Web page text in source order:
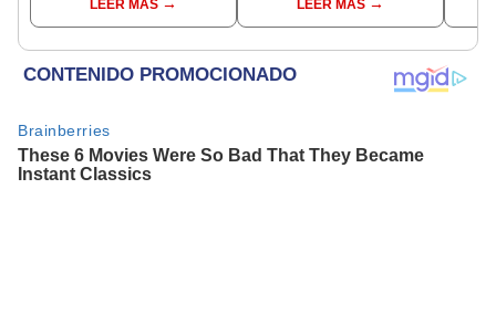
Aliaga no representan al
JNE
LEER MÁS
dentro de nuestras
facultades"
LEER MÁS